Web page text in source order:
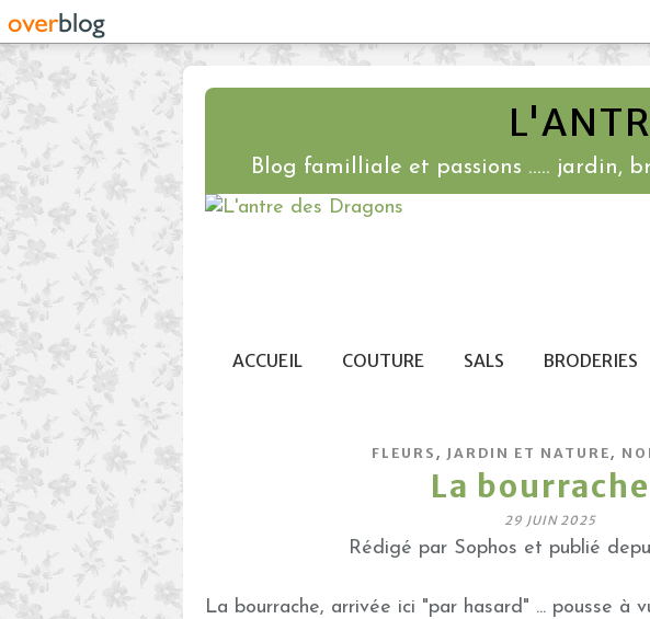
Blog familliale et passions ..... jardin,
ACCUEIL COUTURE SALS BRODERIES
FLEURS , JARDIN ET NATURE,
La
29 JUIN 2025
Rédigé par Sophos et publié
La bourrache, arrivée ici "par hasard" ... pousse à